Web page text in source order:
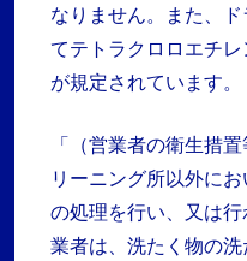
なりません。また、
てテトラクロロエチ
が規定されています。
「（営業者の衛生措
リーニング所以外に
の処理を行い、又は
業者は、洗たく物の